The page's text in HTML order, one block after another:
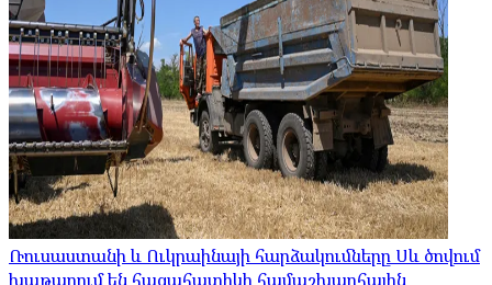
Ռուսաստանի և Ուկրաինայի հարձակումները Սև ծովում
խաթարում են հացահատիկի համաշխարհային